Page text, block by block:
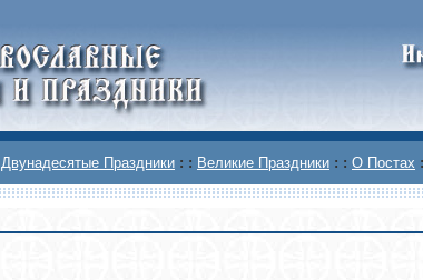
Двунадесятые Праздники : : Великие Праздники : : О Постах